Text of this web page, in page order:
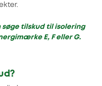
søge tilskud til isolering
E, F eller G.